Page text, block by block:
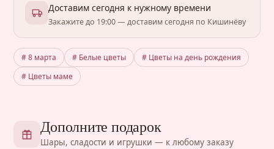
Доставим сегодня к нужному времени
Закажите до 19:00 — доставим сегодня по Кишинёву
# 8 марта # Белые цветы
# Цветы на день рождения
# Цветы маме
Дополните подарок
Шары, сладости и игрушки — к любому заказу